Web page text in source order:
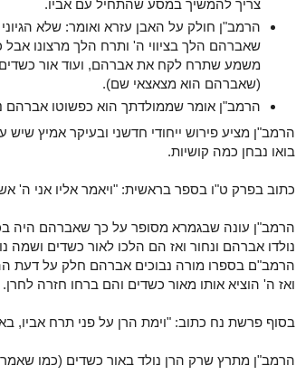
צריך להמשיך במסע שהתחיל עם אביו.
הרמב"ן חולק על האבן עזרא ואומר: שלא
שאברהם הלך בציווי ה' ותרח הלך מרצונו
משמע שתרח לקח את אברהם, ועוד אור
(שאברהם הוא מצאצאי שם).
הרמב"ן אומר שממולדתך הוא כפשוטו אברהם
הרמב"ן מציע פירוש ייחודי חדשני ובעיקר אמיץ שיש
בואו נבחן כמה קושיות.
כתוב בפרק ט"ו בספר בראשית: "ויאמר אליו אני ה'
הרמב"ן עונה שבגמרא מסופר על כך שאברהם היה
נולדו אברהם ונחור ואז הם הלכו לאור כשדים
הרמב"ם בספרו מורה נבוכים אברהם חלק על דעת
ואז ה' הוציא אותו מאור כשדים והם ברחו חזרה לחרן.
בסוף פרשת נח כתוב: "וימת הרן על פני תרח אביו,
הרמב"ן מתרץ שרק הרן נולד באור כשדים (כמו